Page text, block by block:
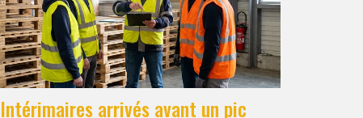
Intérimaires arrivés avant un pic